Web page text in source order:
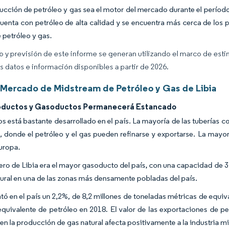
de petróleo y gas sea el motor del mercado durante el
con petróleo de alta calidad y se encuentra más cerca de los
y gas.
y previsión de este informe se generan utilizando el marco de
datos e información disponibles a partir de 2026.
de Midstream de Petróleo y Gas de Libia
y Gasoductos Permanecerá Estancado
está bastante desarrollado en el país. La mayoría de las tuberías
el petróleo y el gas pueden refinarse y exportarse. La
de Libia era el mayor gasoducto del país, con una capacidad de
en una de las zonas más densamente pobladas del país.
en el país un 2,2%, de 8,2 millones de toneladas métricas de
de petróleo en 2018. El valor de las exportaciones de
la producción de gas natural afecta positivamente a la industria